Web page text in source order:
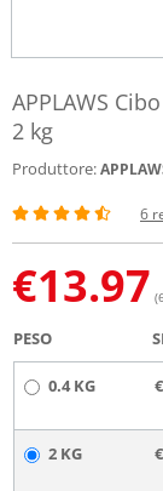
APPLAWS
2 kg
Produttore:
6
€13.97
PESO
0.4 KG
2 KG